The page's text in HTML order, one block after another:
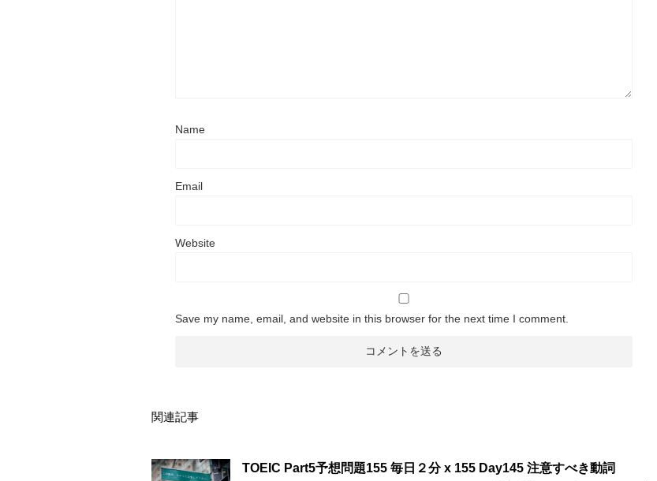
Name
Email
Website
Save my name, email, and website in this browser for the next time I comment.
関連記事
TOEIC Part5予想問題155 毎日２分 x 155 Day145 注意すべき動詞